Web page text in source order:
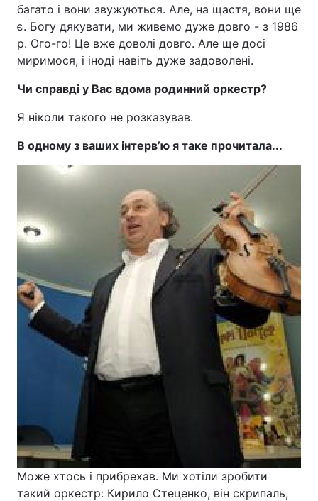
багато і вони звужуються. Але, на щастя, вони ще
є. Богу дякувати, ми живемо дуже довго - з 1986
р. Ого-го! Це вже доволі довго. Але ще досі
миримося, і іноді навіть дуже задоволені.
Чи справді у Вас вдома родинний оркестр?
Я ніколи такого не розказував.
В одному з ваших інтерв’ю я таке прочитала...
Може хтось і прибрехав. Ми хотіли зробити
такий оркестр: Кирило Стеценко, він скрипаль,